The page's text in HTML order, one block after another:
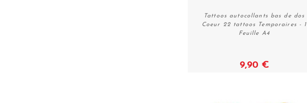
Tattoos autocollants bas de dos
Coeur 22 tattoos Temporaires - 1
Feuille A4
9,90 €